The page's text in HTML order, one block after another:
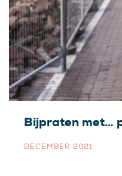
Bijpraten met…
DECEMBER 2021